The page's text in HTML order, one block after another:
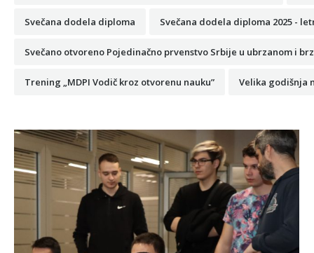
Svečana dodela diploma Svečana dodela diploma 2025 -
Svečano otvoreno Pojedinačno prvenstvo Srbije u ubrzanom i
Trening „MDPI Vodič kroz otvorenu nauku” Velika godišnja